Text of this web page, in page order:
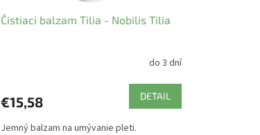
Čistiaci balzam Tilia - Nobilis Tilia
do 3 dní
€15,58 DETAIL
Jemný balzam na umývanie pleti.